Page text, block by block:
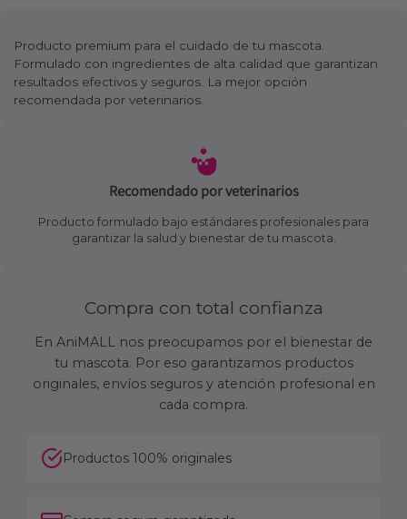
Producto premium para el cuidado de tu mascota.
Formulado con ingredientes de alta calidad que garantizan
resultados efectivos y seguros. La mejor opción
recomendada por veterinarios.
Recomendado por veterinarios
Producto formulado bajo estándares profesionales para
garantizar la salud y bienestar de tu mascota.
Compra con total confianza
En AniMALL nos preocupamos por el bienestar de
tu mascota. Por eso garantizamos productos
originales, envíos seguros y atención profesional en
cada compra.
Productos 100% originales